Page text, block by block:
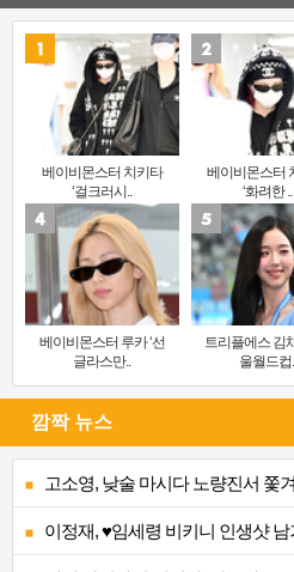
베이비몬스터 치키타
‘걸크러시..
베이비몬스터
‘화려한 ..
베이비몬스터 루카 ‘선
글라스만..
트리플에스 김
울월드컵
깜짝 뉴스
고소영, 낮술 마시다 노량진서 쫓
이정재, ♥임세령 비키니 인생샷